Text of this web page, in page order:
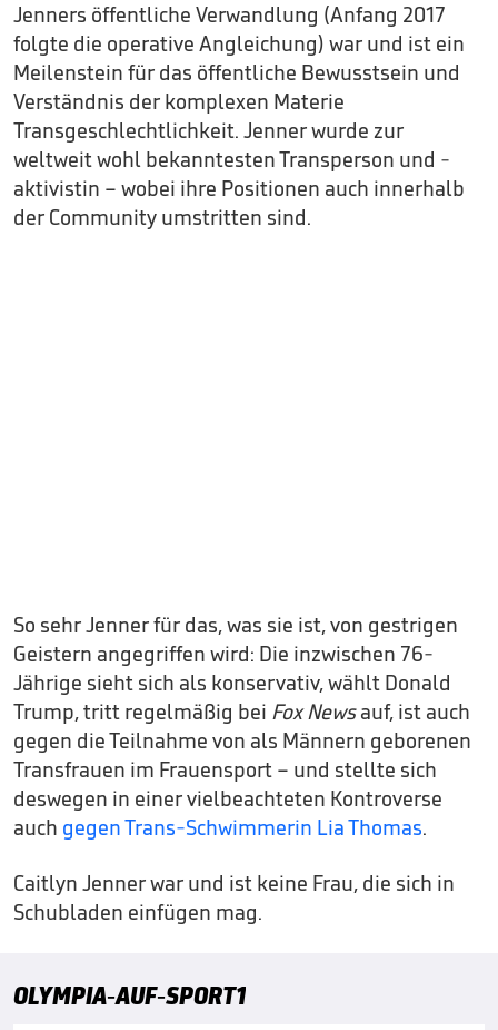
Jenners öffentliche Verwandlung (Anfang 2017
folgte die operative Angleichung) war und ist ein
Meilenstein für das öffentliche Bewusstsein und
Verständnis der komplexen Materie
Transgeschlechtlichkeit. Jenner wurde zur
weltweit wohl bekanntesten Transperson und -
aktivistin – wobei ihre Positionen auch innerhalb
der Community umstritten sind.
So sehr Jenner für das, was sie ist, von gestrigen
Geistern angegriffen wird: Die inzwischen 76-
Jährige sieht sich als konservativ, wählt Donald
Trump, tritt regelmäßig bei Fox Newsauf, ist auch
gegen die Teilnahme von als Männern geborenen
Transfrauen im Frauensport – und stellte sich
deswegen in einer vielbeachteten Kontroverse
auch gegen Trans-Schwimmerin Lia Thomas.
Caitlyn Jenner war und ist keine Frau, die sich in
Schubladen einfügen mag.
OLYMPIA-AUF-SPORT1